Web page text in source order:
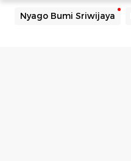
Nyago Bumi Sriwijaya